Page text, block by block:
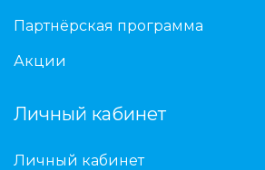
Партнёрская программа
Акции
Личный кабинет
Личный кабинет